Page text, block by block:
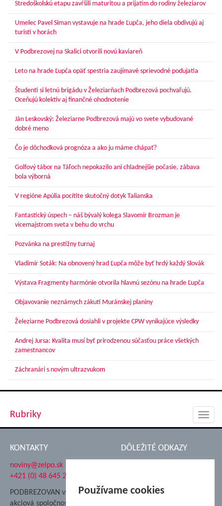
Stredoškolskú etapu zavŕšili maturitou a prijatím do rodiny železiarov
Umelec Pavel Siman vystavuje na hrade Ľupča, jeho diela obdivujú aj
turisti v horách
V Podbrezovej na Skalici otvorili novú kaviareň
Leto na hrade Ľupča opäť spestria zaujímavé sprievodné podujatia
Študenti si letnú brigádu v Železiarňach Podbrezová pochvaľujú.
Oceňujú kolektív aj finančné ohodnotenie
Ján Leskovský: Železiarne Podbrezová majú vo svete vybudované
dobré meno
Čo je dôchodková prognóza a ako ju máme chápať?
Golfový tábor na Táľoch nepokazilo ani chladnejšie počasie, zábava
bola výborná
V regióne Apúlia pocítite skutočný dotyk Talianska
Fantastický úspech – náš bývalý kolega Slavomír Brozman je
vicemajstrom sveta v behu do vrchu
Pozvánka na prestížny turnaj
Vladimír Soták: Na obnovený hrad Ľupča môže byť hrdý každý Slovák
Výstava Fragmenty harmónie otvorila hlavnú sezónu na hrade Ľupča
Objavovanie neznámych zákutí Muránskej planiny
Železiarne Podbrezová dosiahli v projekte CPW vynikajúce výsledky
Andrej Jursa: Kvalita musí byť prirodzenou súčasťou práce všetkých
zamestnancov
Záchranári s novým ultrazvukom
Rubriky
KONTAKTY
noviny@zelpo.sk
+421 (0) 48 645 2711
PODBREZOVAN vydáva
akciová spoločnosť
DÔLEŽITÉ ODKAZY
Nadácia Železiarne
Používame cookies